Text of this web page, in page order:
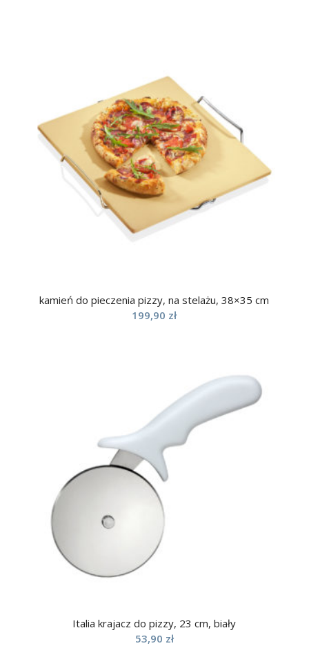
kamień do pieczenia pizzy, na stelażu, 38×35 cm
199,90 zł
Italia krajacz do pizzy, 23 cm, biały
53,90 zł